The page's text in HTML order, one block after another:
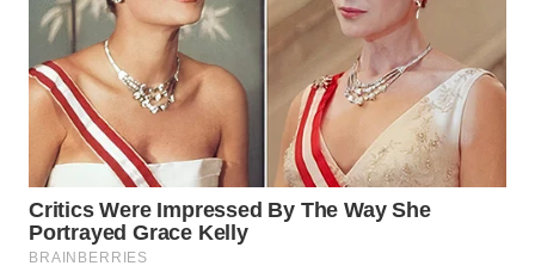
SUBANG
WN
SUKABUMI
WN
PURWAKARTA
WN